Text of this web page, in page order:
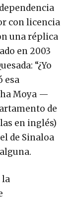
con licencia
una réplica
en 2003
“¿Yo
esa
Moya —
de
en inglés)
de Sinaloa
la